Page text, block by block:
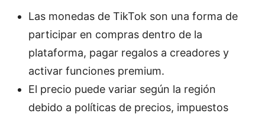
Las monedas de TikTok son una forma de
participar en compras dentro de la
plataforma, pagar regalos a creadores y
activar funciones premium.
El precio puede variar según la región
debido a políticas de precios, impuestos